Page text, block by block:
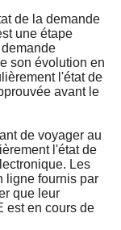
de la demande
une étape
son évolution en
l'état de
avant le
de voyager au
l'état de
Les
ligne fournis par
que leur
est en cours de